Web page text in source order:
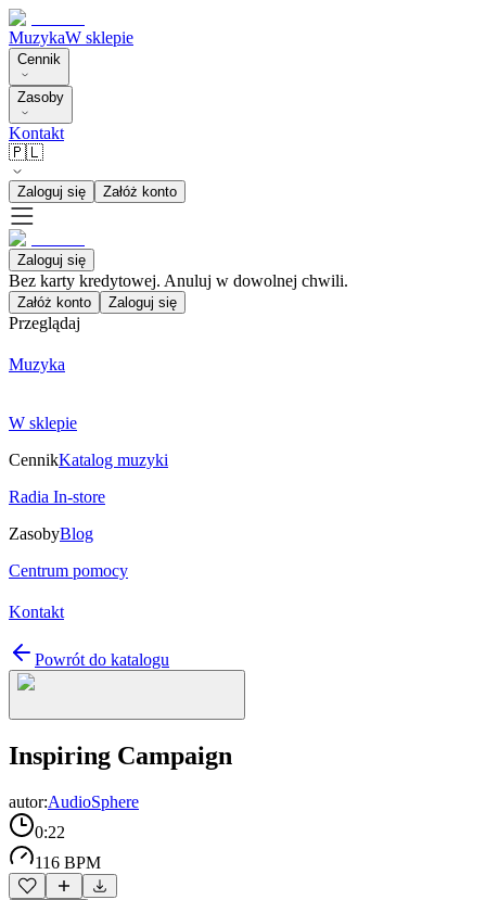
MuzykaW sklepie
Cennik
Zasoby
Kontakt
🇵🇱
Zaloguj się Załóż konto
Zaloguj się
Bez karty kredytowej. Anuluj w dowolnej chwili.
Załóż konto Zaloguj się
Przeglądaj
Muzyka
W sklepie
CennikKatalog muzyki
Radia In-store
ZasobyBlog
Centrum pomocy
Kontakt
Powrót do katalogu
Inspiring Campaign
autor:AudioSphere
0:22
116 BPM